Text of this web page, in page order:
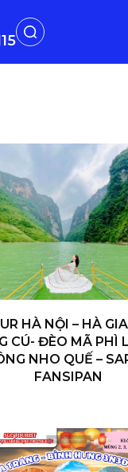
HÀ NỘI – HÀ
CÚ- ĐÈO MÃ PHÌ
NHO QUẾ –
FANSIPAN